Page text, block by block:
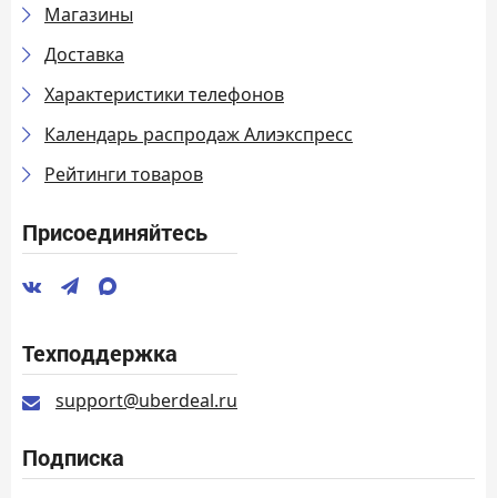
Магазины
Доставка
Характеристики телефонов
Календарь распродаж Алиэкспресс
Рейтинги товаров
Присоединяйтесь
Техподдержка
support@uberdeal.ru
Подписка